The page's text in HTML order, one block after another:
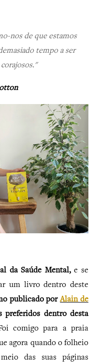
nos de que estamos
tempo a ser
da Saúde Mental,e se
um livro dentro deste
publicado porAlain de
preferidos dentro desta
comigo para a praia
agora quando o folheio
das suas páginas